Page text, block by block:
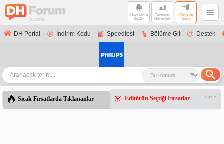
Uygulama
ile Aç
Teknoloji
Haberleri
Giriş ve
Kayıt
DH Portal İndirim Kodu Speedtest Bölüme Git Destek
Sıcak Fırsatlarda Tıklananlar Editörün Seçtiği Fırsatlar Gizle